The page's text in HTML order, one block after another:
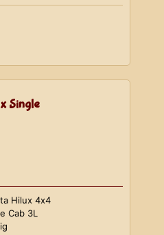
Single
Hilux 4x4
Cab 3L